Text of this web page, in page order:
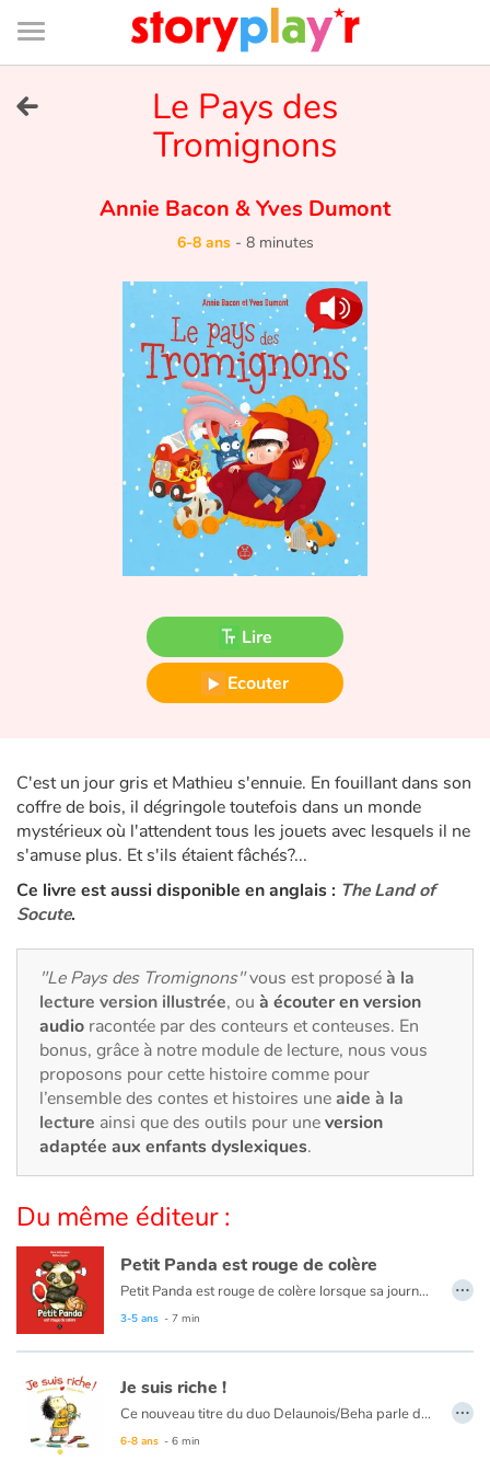
Connexion
Bibliothèque
de
page
Tester gratuitement
Bibliothèque
Contes d'ici et d'ailleurs
Fable, mythe, littérature et poésie
Princesses et princes, rois, reines et dragons
Ogres, monstres et sorcières
Les animaux
Voyage, épopée, enquête, aventure
Autour du monde
Art, espace, activité
Documentaires
En famille
Quotidien et loisirs
À l'école
Fêtes et évènements
Amour et amitié
Émotions et sentiments
Le Pays des
Tromignons
Annie Bacon &Yves Dumont
6-8 ans- 8 minutes
Lire
Ecouter
C'est un jour gris et Mathieu s'ennuie. En fouillant dans son
coffre de bois, il dégringole toutefois dans un monde
mystérieux où l'attendent tous les jouets avec lesquels il ne
s'amuse plus. Et s'ils étaient fâchés?...
Ce livre est aussi disponible en anglais : The Land of
Socute.
"Le Pays des Tromignons"vous est proposéà la
lecture version illustrée, ou à écouter en version
audio racontée par des conteurs et conteuses. En
bonus, grâce à notre module de lecture, nous vous
proposons pour cette histoire comme pour
l’ensemble des contes et histoires uneaide à la
lecture ainsi que des outils pour uneversion
adaptée aux enfants dyslexiques.
Du même éditeur :
Petit Panda est rouge de colère
Petit Panda est rouge de colère lorsque sa journée ne se passe pas comme voulu...
Ce livre est aussi disponible en anglais :
3-5 ans - 7 min
…
Je suis riche !
Ce nouveau titre du duo Delaunois/Beha parle de richesse. Cette richesse si évidente dans un pays comme le nôtre qu’on ne l’apprécie même plus. Elle nous permet cependant de vivre en paix, de faire des choix, de partager nos opinions, nos joies et nos peines. Sans être moralisateur, cet album constitue un excellent point de départ pour une discussion sur la vraie valeur des choses.
6-8 ans - 6 min
…